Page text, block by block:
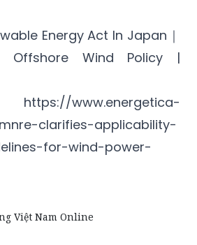
Energy Act In Japan｜
Offshore Wind Policy |
www.energetica-
clarifies-applicability-
for-wind-power-
Việt Nam Online